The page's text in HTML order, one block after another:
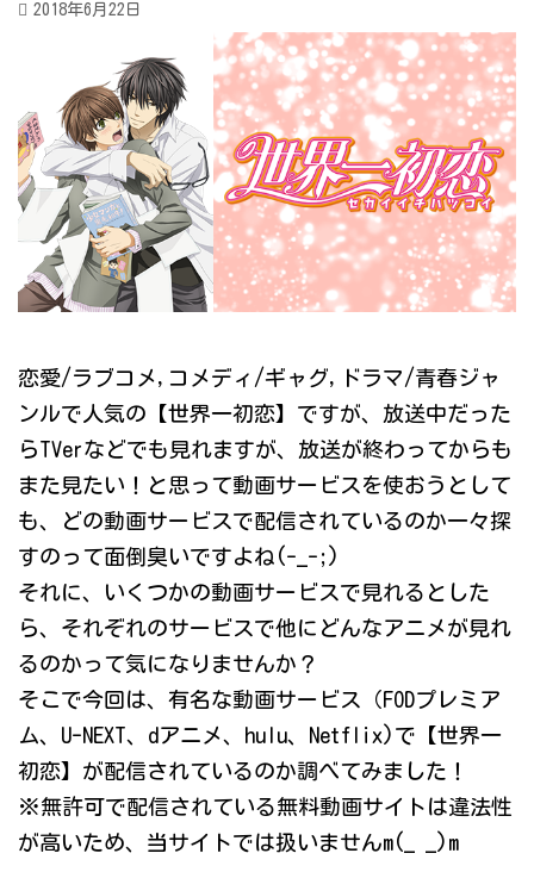
2018年6月22日
恋愛/ラブコメ,コメディ/ギャグ,ドラマ/青春ジャ
ンルで人気の【世界一初恋】ですが、放送中だった
らTVerなどでも見れますが、放送が終わってからも
また見たい！と思って動画サービスを使おうとして
も、どの動画サービスで配信されているのか一々探
すのって面倒臭いですよね(-_-;)
それに、いくつかの動画サービスで見れるとした
ら、それぞれのサービスで他にどんなアニメが見れ
るのかって気になりませんか？
そこで今回は、有名な動画サービス（FODプレミア
ム、U-NEXT、dアニメ、hulu、Netflix)で【世界一
初恋】が配信されているのか調べてみました！
※無許可で配信されている無料動画サイトは違法性
が高いため、当サイトでは扱いませんm(_ _)m